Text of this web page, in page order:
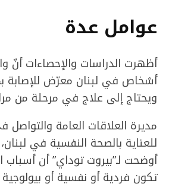
عوامل عدة
أظهرت الدراسات والإحصاءات أنّ
أشخاص في لبنان معرّض
ويحتاج إلى علاج في مرحلة من
مديرة العلاقات العامة
للعناية بالصحة النفسية في
أوضحت لـ”بيروت توداي” أن أسباب
تكون فردية أو نفسية أو